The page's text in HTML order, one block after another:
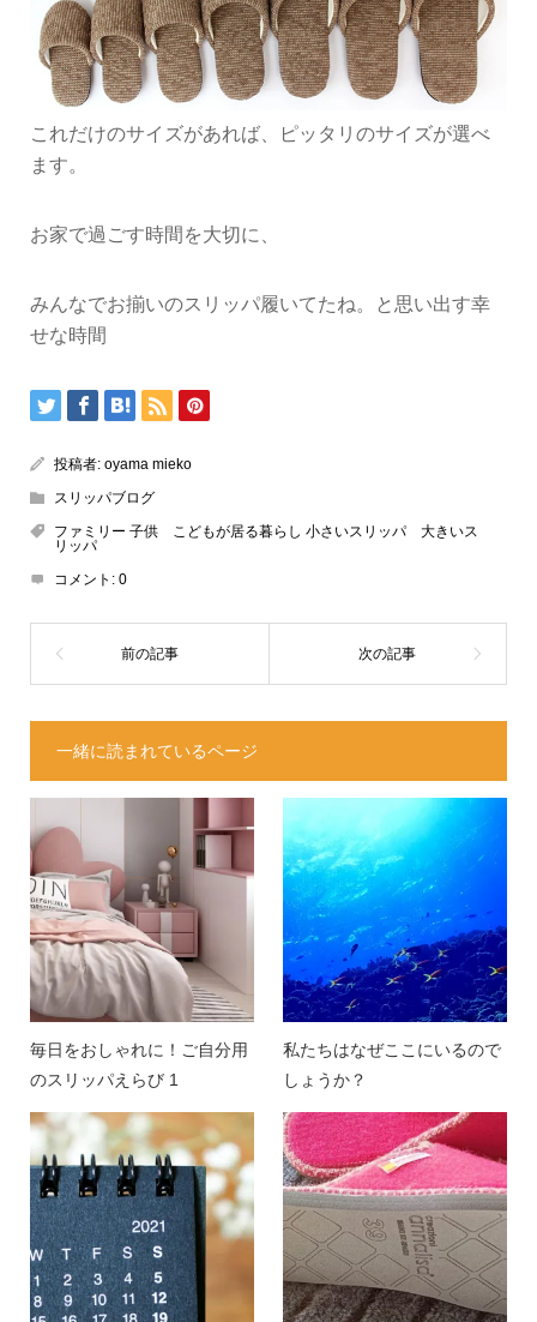
これだけのサイズがあれば、ピッタリのサイズが選べ
ます。
お家で過ごす時間を大切に、
みんなでお揃いのスリッパ履いてたね。と思い出す幸
せな時間
投稿者: oyama mieko
スリッパブログ
ファミリー 子供 こどもが居る暮らし 小さいスリッパ 大きいス
リッパ
コメント: 0
一緒に読まれているページ
毎日をおしゃれに！ご自分用
のスリッパえらび 1
私たちはなぜここにいるので
しょうか？